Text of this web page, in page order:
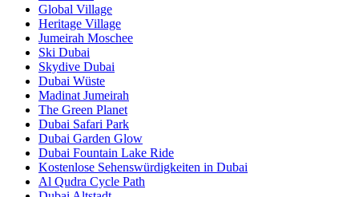
Global Village
Heritage Village
Jumeirah Moschee
Ski Dubai
Skydive Dubai
Dubai Wüste
Madinat Jumeirah
The Green Planet
Dubai Safari Park
Dubai Garden Glow
Dubai Fountain Lake Ride
Kostenlose Sehenswürdigkeiten in Dubai
Al Qudra Cycle Path